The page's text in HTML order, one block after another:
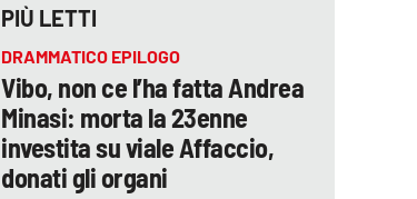
PIÙ LETTI
DRAMMATICO EPILOGO
Vibo, non ce l’ha fatta Andrea
Minasi: morta la 23enne
investita su viale Affaccio,
donati gli organi